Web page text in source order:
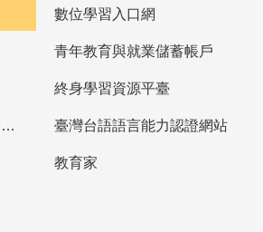
數位學習入口網
青年教育與就業儲蓄帳戶
終身學習資源平臺
教育部高中等以下學校及幼兒園教師資格檢定考試 臺灣台語語言能力認證網站
教育家